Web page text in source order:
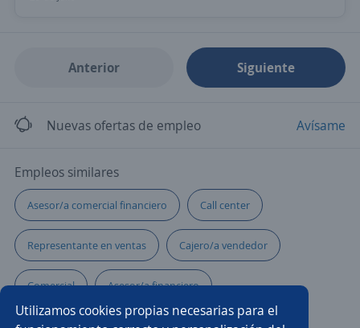
Utilizamos cookies propias necesarias para el
Anterior Siguiente
Nuevas ofertas de empleo Avísame
Empleos similares
Asesor/a comercial financiero Call center
Representante en ventas Cajero/a vendedor
Comercial Asesor/a financiero